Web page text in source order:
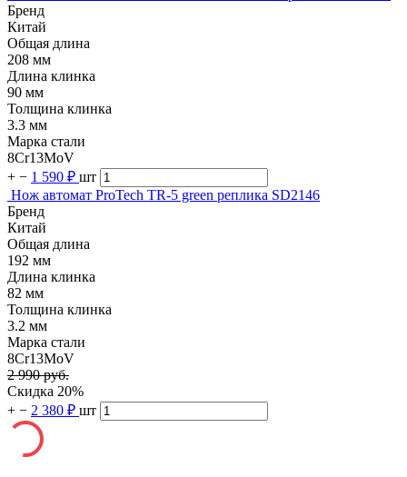
Бренд
Китай
Общая длина
208 мм
Длина клинка
90 мм
Толщина клинка
3.3 мм
Марка стали
8Cr13MoV
+ − 1 590 ₽ шт
Нож автомат ProTech TR-5 green реплика SD2146
Бренд
Китай
Общая длина
192 мм
Длина клинка
82 мм
Толщина клинка
3.2 мм
Марка стали
8Cr13MoV
2 990 руб.
Скидка 20%
+ − 2 380 ₽ шт